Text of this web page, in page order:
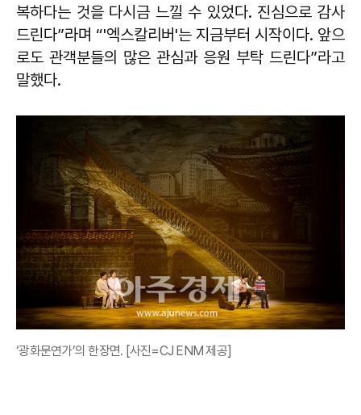
복하다는 것을 다시금 느낄 수 있었다. 진심으로 감사
드린다”라며 “'엑스칼리버'는 지금부터 시작이다. 앞으
로도 관객분들의 많은 관심과 응원 부탁 드린다”라고
말했다.
‘광화문연가’의 한장면. [사진=CJ ENM 제공]